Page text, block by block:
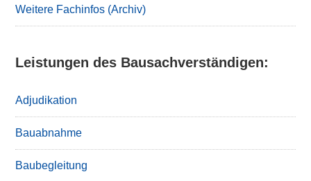
Weitere Fachinfos (Archiv)
Leistungen des Bausachverständigen:
Adjudikation
Bauabnahme
Baubegleitung